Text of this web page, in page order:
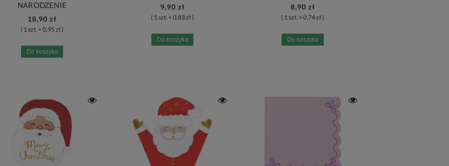
NARODZENIE
18,90 zł
( 1 szt. = 0,95 zł )
Do koszyka
9,90 zł
( 1 szt. = 0,83 zł )
Do koszyka
8,90 zł
( 1 szt. = 0,74 zł )
Do koszyka